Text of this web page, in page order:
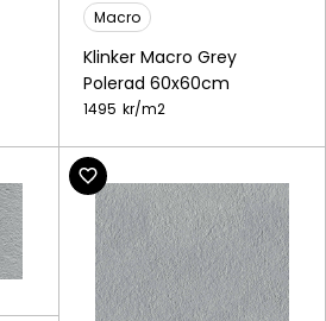
Macro
Klinker Macro Grey
Polerad 60x60cm
1495 kr/m2